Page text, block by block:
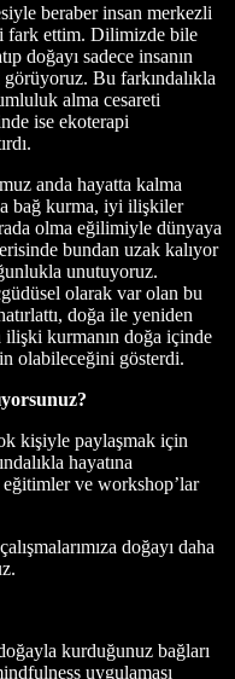
beraber insan merkezli
fark ettim. Dilimizde bile
doğayı sadece insanın
Bu farkındalıkla
alma cesareti
ise ekoterapi
anda hayatta kalma
bağ kurma, iyi ilişkiler
olma eğilimiyle dünyaya
bundan uzak kalıyor
unutuyoruz.
olarak var olan bu
doğa ile yeniden
kurmanın doğa içinde
olabileceğini gösterdi.
kişiyle paylaşmak için
hayatına
ve workshop’lar
doğayı daha
kurduğunuz bağları
uygulaması